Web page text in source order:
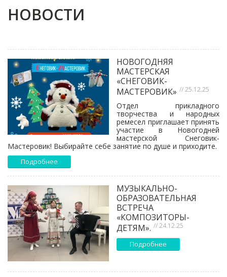
НОВОСТИ
НОВОГОДНЯЯ
МАСТЕРСКАЯ
«СНЕГОВИК-
МАСТЕРОВИК» // 25.12.25
Отдел прикладного
творчества и народных
ремесел приглашает принять
участие в Новогодней
мастерской Снеговик-
Мастеровик! Выбирайте себе занятие по душе и приходите.
Подробнее
МУЗЫКАЛЬНО-
ОБРАЗОВАТЕЛЬНАЯ
ВСТРЕЧА
«КОМПОЗИТОРЫ-
ДЕТЯМ». // 24.12.25
Подробнее